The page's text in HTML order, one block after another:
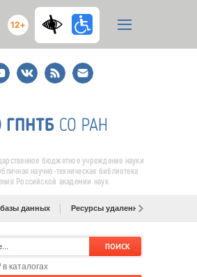
12+
ВКонтакте
RSS
E-
mail
подписка
бюджетное учреждение науки
научно-техническая библиотека
Российской академии наук
данных Ресурсы удаленного доступа
в каталогах